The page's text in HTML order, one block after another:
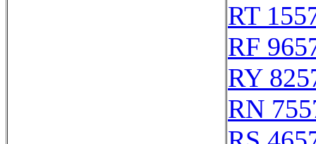
RT
RF
RY
RN